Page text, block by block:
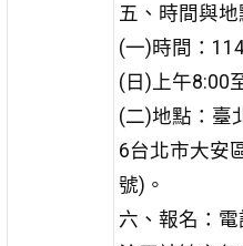
五、時間與地
(一)時間：
(日)上午8:00
(二)地點：臺
6台北市大安
號)。
六、報名：